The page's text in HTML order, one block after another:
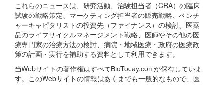
これらのニュースは、研究活動、治験担当者（CRA）の臨床
試験の戦略策定、マーケティング担当者の販売戦略、ベンチ
ャーキャピタリストの投資先（ファイナンス）の検討、医薬
品のライフサイクルマネージメント戦略、医師やその他の医
療専門家の治療方法の検討、病院・地域医療・政府の医療政
策の計画・実行を補助する資料として利用できます。
当Webサイトの著作権はすべてBioToday.comが保有していま
す。このWebサイトの情報はあくまでも一般的なもので、医